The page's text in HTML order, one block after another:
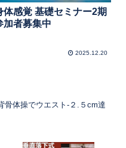
体感覚 基礎セミナー2期
加者募集中
2025.12.20
骨体操でウエスト-２.５cm達